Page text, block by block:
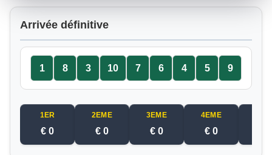
Arrivée définitive
1 8 3 10 7 6 4 5 9
1ER
€ 0
2EME
€ 0
3EME
€ 0
4EME
€ 0